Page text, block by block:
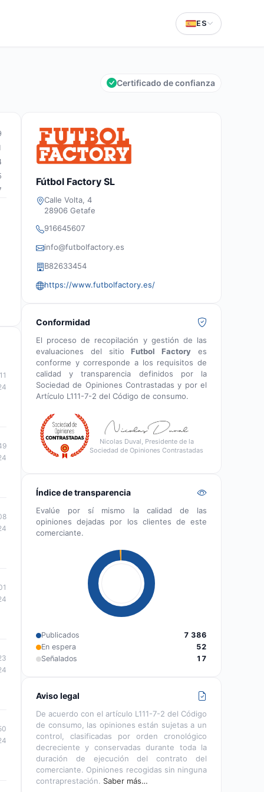
ES
Certificado de confianza
Fútbol Factory SL
Calle Volta, 4
28906 Getafe
916645607
info@futbolfactory.es
B82633454
https://www.futbolfactory.es/
Conformidad
El proceso de recopilación y gestión de las
evaluaciones del sitioFutbol Factory es
conforme y corresponde a los requisitos de
calidad y transparencia definidos por la
Sociedad de Opiniones Contrastadas y por el
Artículo L111-7-2 del Código de consumo.
Nicolas Duval, Presidente de la
Sociedad de Opiniones Contrastadas
Índice de transparencia
Evalúe por sí mismo la calidad de las
opiniones dejadas por los clientes de este
comerciante.
Publicados
7 386
En espera
52
Señalados
17
Aviso legal
De acuerdo con el artículo L111-7-2 del Código
de consumo, las opiniones están sujetas a un
control, clasificadas por orden cronológico
decreciente y conservadas durante toda la
duración de ejecución del contrato del
comerciante. Opiniones recogidas sin ninguna
contraprestación. Saber más…